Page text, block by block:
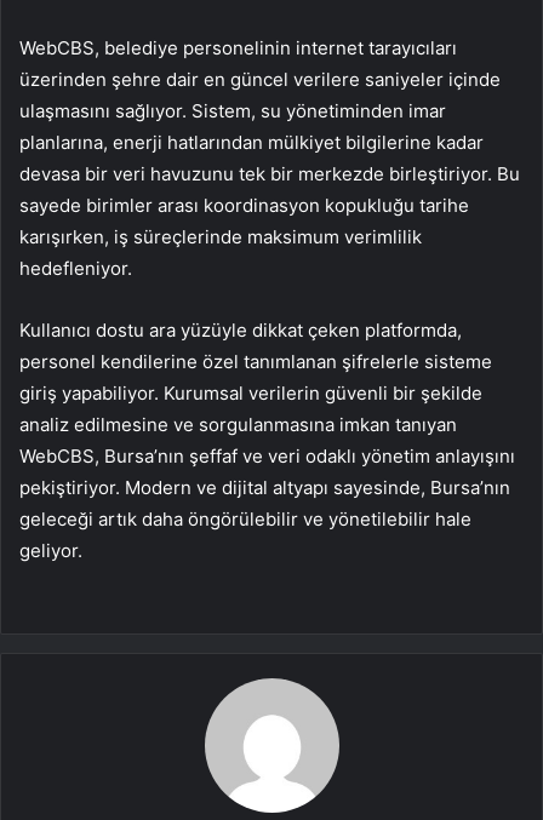
WebCBS, belediye personelinin internet tarayıcıları
üzerinden şehre dair en güncel verilere saniyeler içinde
ulaşmasını sağlıyor. Sistem, su yönetiminden imar
planlarına, enerji hatlarından mülkiyet bilgilerine kadar
devasa bir veri havuzunu tek bir merkezde birleştiriyor. Bu
sayede birimler arası koordinasyon kopukluğu tarihe
karışırken, iş süreçlerinde maksimum verimlilik
hedefleniyor.
Kullanıcı dostu ara yüzüyle dikkat çeken platformda,
personel kendilerine özel tanımlanan şifrelerle sisteme
giriş yapabiliyor. Kurumsal verilerin güvenli bir şekilde
analiz edilmesine ve sorgulanmasına imkan tanıyan
WebCBS, Bursa’nın şeffaf ve veri odaklı yönetim anlayışını
pekiştiriyor. Modern ve dijital altyapı sayesinde, Bursa’nın
geleceği artık daha öngörülebilir ve yönetilebilir hale
geliyor.